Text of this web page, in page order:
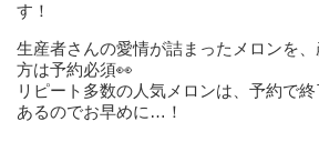
す！
生産者さんの愛情が詰まったメロンを
方は予約必須👀
リピート多数の人気メロンは、予約で
あるのでお早めに…！